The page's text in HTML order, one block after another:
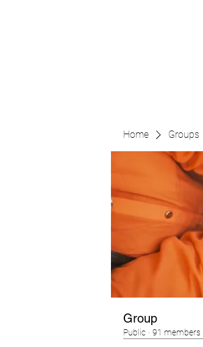
Home Groups
Group
Public · 91 members